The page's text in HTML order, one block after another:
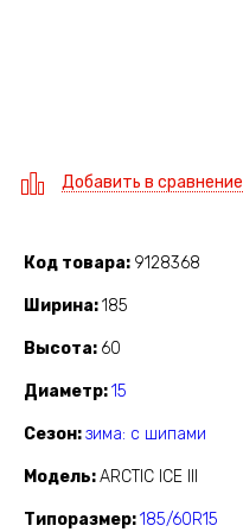
Добавить в сравнение
Код товара 9128368
Ширина 185
Высота 60
Диаметр 15
Сезон зима: с шипами
Модель ARCTIC ICE III
Типоразмер 185/60R15